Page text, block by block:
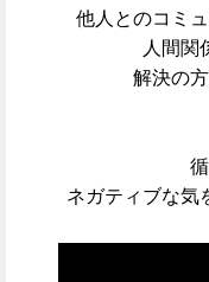
他人とのコミ
人間関
解決の
ネガティブな気